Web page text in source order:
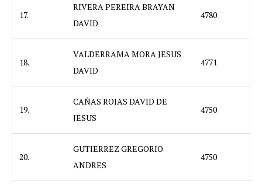
17.
RIVERA PEREIRA BRAYAN
DAVID
4780
18.
VALDERRAMA MORA JESUS
DAVID
4771
19.
CAÑAS ROJAS DAVID DE
JESUS
4750
20.
GUTIERREZ GREGORIO
ANDRES
4750